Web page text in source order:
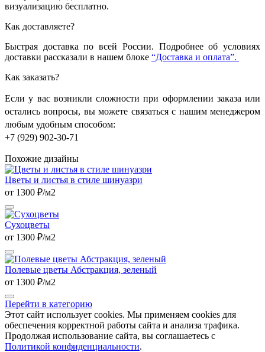
визуализацию бесплатно.
Как доставляете?
Быстрая доставка по всей России. Подробнее об условиях
доставки рассказали в нашем блоке “Доставка и оплата”.
Как заказать?
Если у вас возникли сложности при оформлении заказа или
остались вопросы, вы можете связаться с нашим менеджером
любым удобным способом:
+7 (929) 902-30-71
Похожие дизайны
Цветы и листья в стиле шинуазри
от 1300 ₽/м2
Сухоцветы
от 1300 ₽/м2
Полевые цветы Абстракция, зеленый
от 1300 ₽/м2
Перейти в категорию
Этот сайт использует cookies. Мы применяем cookies для
обеспечения корректной работы сайта и анализа трафика.
Продолжая использование сайта, вы соглашаетесь с
Политикой конфиденциальности.